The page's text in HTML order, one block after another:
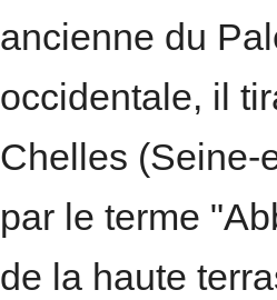
ancienne du
occidentale, il
Chelles (Seine-
par le terme
de la haute